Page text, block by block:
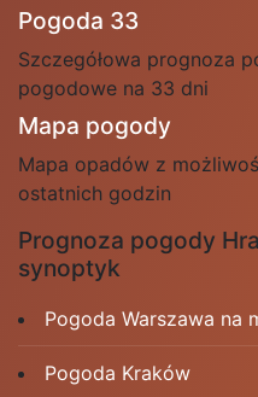
Pogoda 33
Szczegółowa prognoza
pogodowe na 33 dni
Mapa pogody
Mapa opadów z
ostatnich godzin
Prognoza pogody
synoptyk
Pogoda Warszawa na
Pogoda Kraków